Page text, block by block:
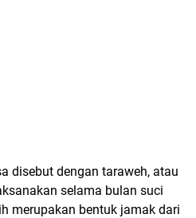
disebut dengan taraweh, atau
selama bulan suci
merupakan bentuk jamak dari